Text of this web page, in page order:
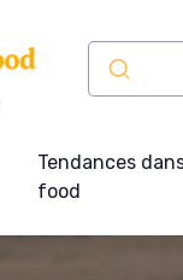
Tendances
food